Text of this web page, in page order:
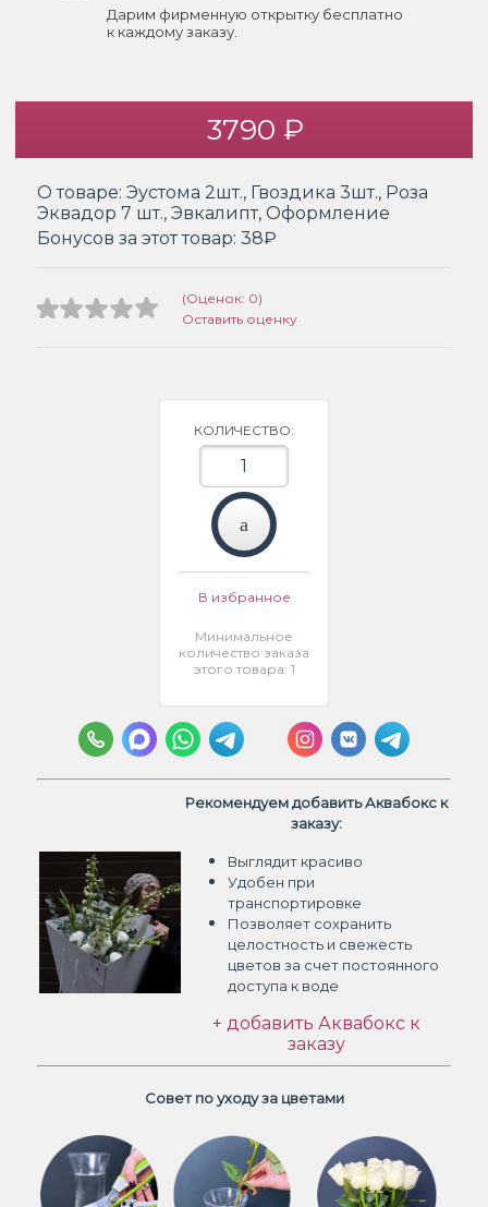
Дарим фирменную открытку бесплатно
к каждому заказу.
3790 ₽
О товаре: Эустома 2шт., Гвоздика 3шт., Роза
Эквадор 7 шт., Эвкалипт, Оформление
Бонусов за этот товар: 38₽
(Оценок: 0)
Оставить оценку
КОЛИЧЕСТВО:
В избранное
Минимальное
количество заказа
этого товара: 1
Рекомендуем добавить Аквабокс к
заказу:
Выглядит красиво
Удобен при
транспортировке
Позволяет сохранить
целостность и свежесть
цветов за счет постоянного
доступа к воде
+ добавить Аквабокс к
заказу
Совет по уходу за цветами